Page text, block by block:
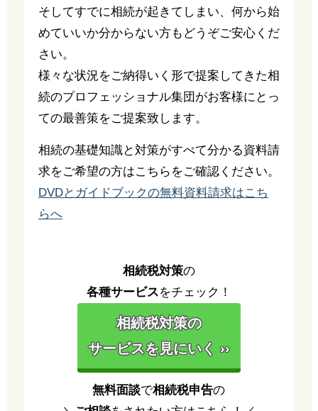
そしてすでに相続が起きてしまい、何から始
めていいか分からない方もどうぞご安心くだ
さい。
様々な状況をご納得いく形で提案してきた相
続のプロフェッショナル集団がお客様にとっ
ての最善策をご提案致します。
相続の基礎知識と対策がすべて分かる資料請
求をご希望の方はこちらをご確認ください。
DVDとガイドブックの無料資料請求はこち
らへ
相続税対策の
各種サービスをチェック！
相続税対策の
サービスを見にいく ››
無料面談で相続税申告の